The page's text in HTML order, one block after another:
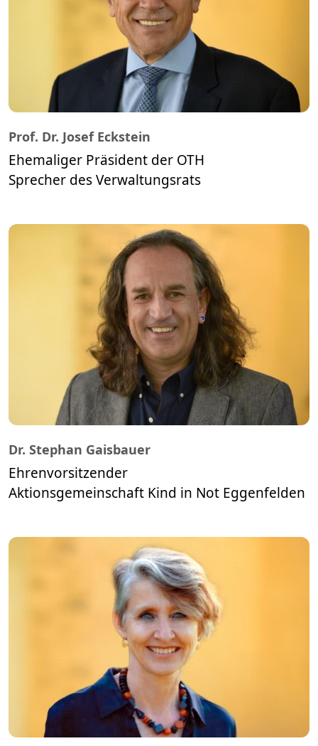
Prof. Dr. Josef Eckstein
Ehemaliger Präsident der OTH
​​​​​​​Sprecher des Verwaltungsrats
Dr. Stephan Gaisbauer
Ehrenvorsitzender
​​​​​​​Aktionsgemeinschaft Kind in Not Eggenfelden